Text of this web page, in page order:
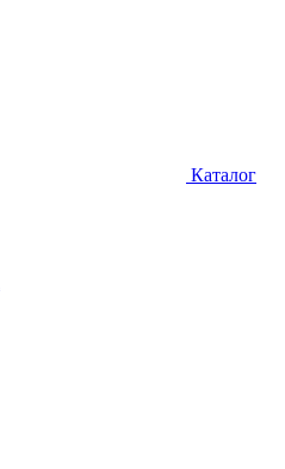
Каталог